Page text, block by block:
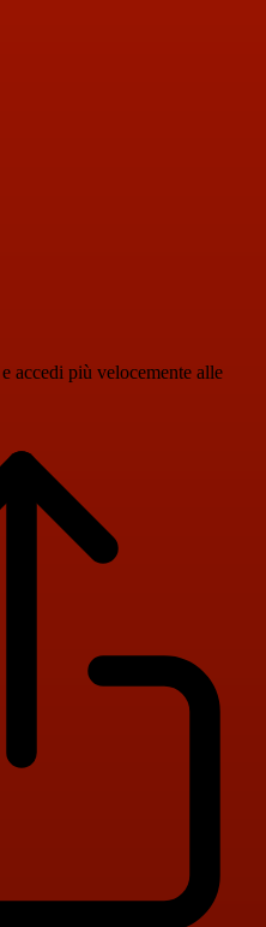
accedi più velocemente alle